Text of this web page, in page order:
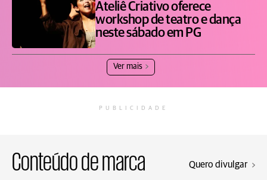
Ateliê Criativo oferece
workshop de teatro e dança
neste sábado em PG
Ver mais
PUBLICIDADE
Conteúdo de marca Quero divulgar